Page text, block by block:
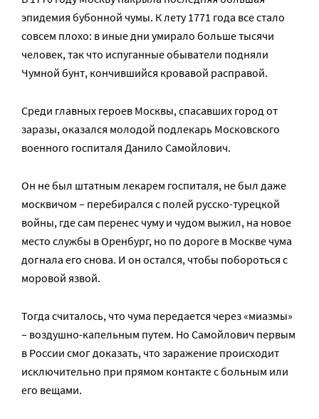
эпидемия бубонной чумы. К лету 1771 года все стало
совсем плохо: в иные дни умирало больше тысячи
человек, так что испуганные обыватели подняли
Чумной бунт, кончившийся кровавой расправой.
Среди главных героев Москвы, спасавших город от
заразы, оказался молодой подлекарь Московского
военного госпиталя Данило Самойлович.
Он не был штатным лекарем госпиталя, не был даже
москвичом – перебирался с полей русско-турецкой
войны, где сам перенес чуму и чудом выжил, на новое
место службы в Оренбург, но по дороге в Москве чума
догнала его снова. И он остался, чтобы побороться с
моровой язвой.
Тогда считалось, что чума передается через «миазмы»
– воздушно-капельным путем. Но Самойлович первым
в России смог доказать, что заражение происходит
исключительно при прямом контакте с больным или
его вещами.